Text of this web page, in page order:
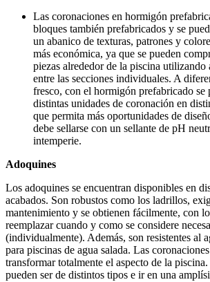
Las coronaciones en hormigón
bloques también prefabricados y se
un abanico de texturas, patrones y
más económica, ya que se pueden
piezas alrededor de la piscina utilizando
entre las secciones individuales. A
fresco, con el hormigón prefabricado se
distintas unidades de coronación en
que permita más oportunidades de
debe sellarse con un sellante de pH
intemperie.
Adoquines
Los adoquines se encuentran disponibles en
acabados. Son robustos como los ladrillos,
mantenimiento y se obtienen fácilmente, con
reemplazar cuando y como se considere
(individualmente). Además, son resistentes al
para piscinas de agua salada. Las
transformar totalmente el aspecto de la
pueden ser de distintos tipos e ir en una